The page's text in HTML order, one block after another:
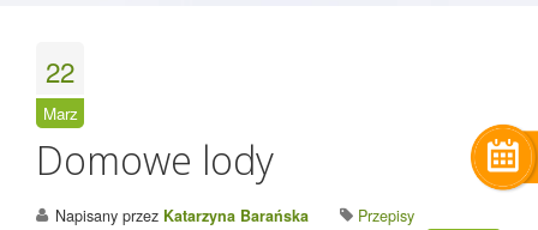
22
Marz
Domowe lody
Napisany przez Katarzyna Barańska
Przepisy